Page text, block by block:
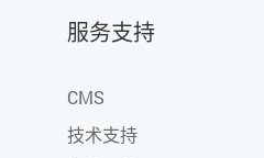
服务支持
CMS
技术支持